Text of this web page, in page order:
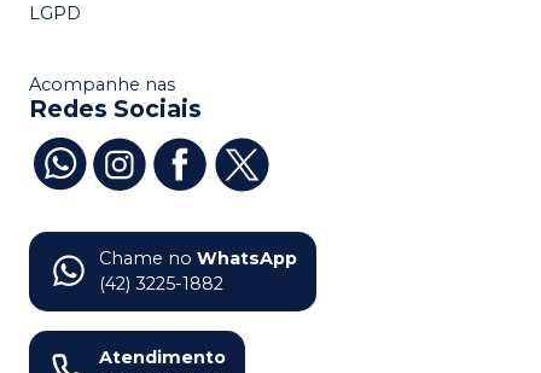
LGPD
Acompanhe nas
Redes Sociais
Chame no WhatsApp
(42) 3225-1882
Atendimento